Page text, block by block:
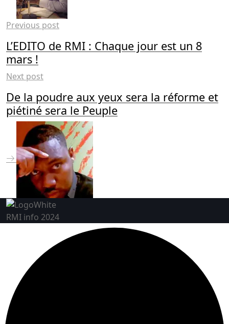
Previous post
L’EDITO de RMI : Chaque jour est un 8
mars !
Next post
De la poudre aux yeux sera la réforme et
piétiné sera le Peuple
RMI info 2024